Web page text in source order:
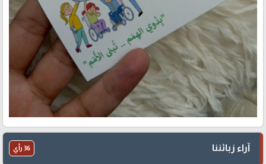
آراء زبائننا 36 رأي